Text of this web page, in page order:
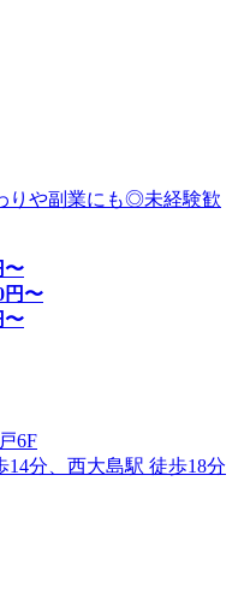
りや副業にも◎未経験歓
〜
円〜
〜
6F
分、西大島駅 徒歩18分